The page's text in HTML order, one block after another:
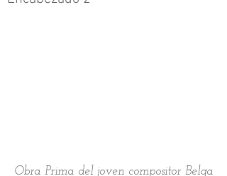
Obra Prima del joven compositor Belga